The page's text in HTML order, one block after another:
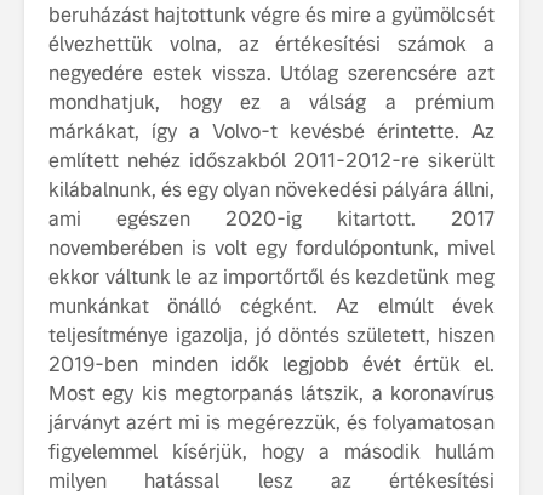
beruházást hajtottunk végre és mire a gyümölcsét
élvezhettük volna, az értékesítési számok a
negyedére estek vissza. Utólag szerencsére azt
mondhatjuk, hogy ez a válság a prémium
márkákat, így a Volvo-t kevésbé érintette. Az
említett nehéz időszakból 2011-2012-re sikerült
kilábalnunk, és egy olyan növekedési pályára állni,
ami egészen 2020-ig kitartott. 2017
novemberében is volt egy fordulópontunk, mivel
ekkor váltunk le az importőrtől és kezdetünk meg
munkánkat önálló cégként. Az elmúlt évek
teljesítménye igazolja, jó döntés született, hiszen
2019-ben minden idők legjobb évét értük el.
Most egy kis megtorpanás látszik, a koronavírus
járványt azért mi is megérezzük, és folyamatosan
figyelemmel kísérjük, hogy a második hullám
milyen hatással lesz az értékesítési